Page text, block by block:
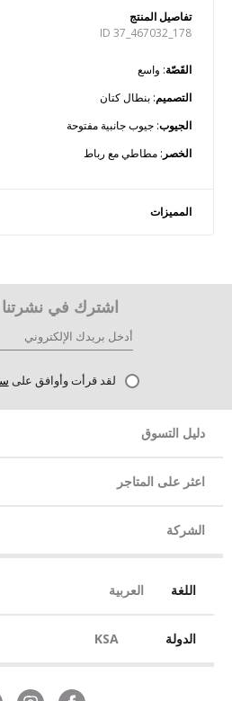
تفاصيل المنتج
ID 37_467032_178
القَصّة: واسع
التصميم: بنطال كتان
الجيوب: جيوب جانبية مفتوحة
الخصر : مطاطي مع رباط
المميزات
اشترك في نشرتنا
لقد قرأت وأوافق على
دليل التسوق
اعثر على المتاجر
الشركة
اللغة العربية
الدولة KSA